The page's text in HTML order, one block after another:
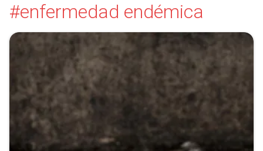
#enfermedad endémica